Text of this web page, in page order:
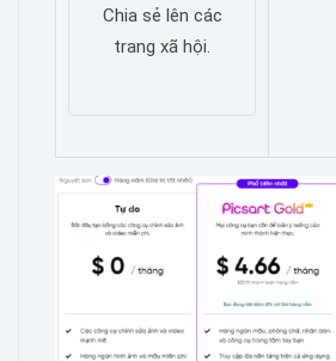
Chia sẻ lên các
trang xã hội.